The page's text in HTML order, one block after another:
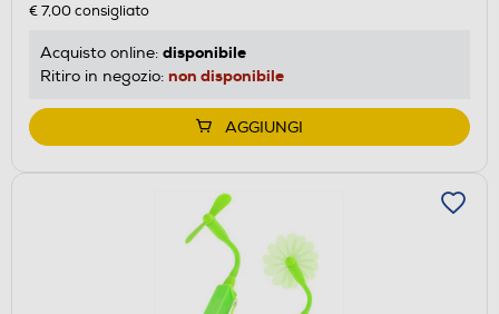
€ 7,00consigliato
Acquisto online: disponibile
Ritiro in negozio: non disponibile
AGGIUNGI